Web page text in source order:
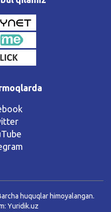
huquqlar himoyalangan.
Yuridik.uz